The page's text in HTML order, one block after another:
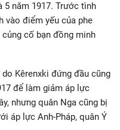
5 năm 1917. Trước tình
vào điểm yếu của phe
cố bạn đồng minh
Kêrenxki đứng đầu cũng
để làm giảm áp lực
nhưng quân Nga cũng bị
áp lực Anh-Pháp, quân Ý